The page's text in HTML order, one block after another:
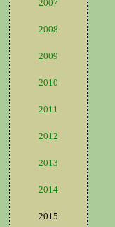
2007
2008
2009
2010
2011
2012
2013
2014
2015